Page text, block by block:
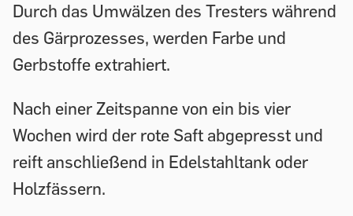
Durch das Umwälzen des Tresters während
des Gärprozesses, werden Farbe und
Gerbstoffe extrahiert.
Nach einer Zeitspanne von ein bis vier
Wochen wird der rote Saft abgepresst und
reift anschließend in Edelstahltank oder
Holzfässern.